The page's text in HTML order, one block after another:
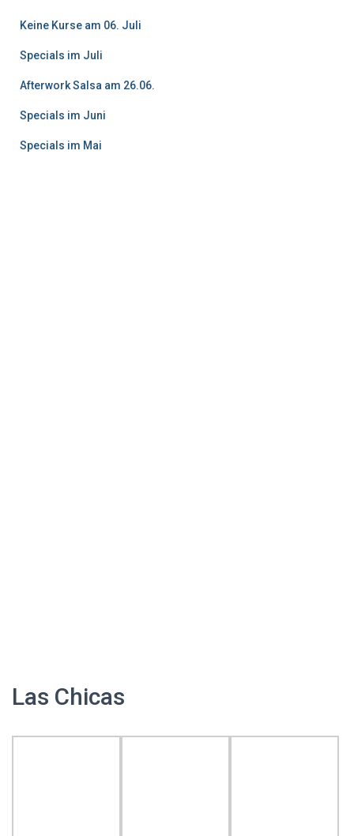
Keine Kurse am 06. Juli
Specials im Juli
Afterwork Salsa am 26.06.
Specials im Juni
Specials im Mai
Las Chicas